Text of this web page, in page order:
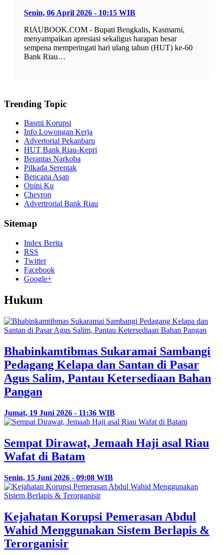
Senin, 06 April 2026 - 10:15 WIB
RIAUBOOK.COM - Bupati Bengkalis, Kasmarni,
menyampaikan apresiasi sekaligus harapan besar
sempena memperingati hari ulang tahun (HUT) ke-60
Bank Riau…
Trending Topic
Basmi Korupsi
Info Lowongan Kerja
Advertorial Pekanbaru
HUT Bank Riau-Kepri
Berantas Narkoba
Pilkada Serentak
Bencana Asap
Opini Ku
Chevron
Advertrorial Bank Riau
Sitemap
Index Berita
RSS
Twitter
Facebook
Google+
Hukum
Bhabinkamtibmas Sukaramai Sambangi
Pedagang Kelapa dan Santan di Pasar
Agus Salim, Pantau Ketersediaan Bahan
Pangan
Jumat, 19 Juni 2026 - 11:36 WIB
Sempat Dirawat, Jemaah Haji asal Riau
Wafat di Batam
Senin, 15 Juni 2026 - 09:08 WIB
Kejahatan Korupsi Pemerasan Abdul
Wahid Menggunakan Sistem Berlapis &
Terorganisir